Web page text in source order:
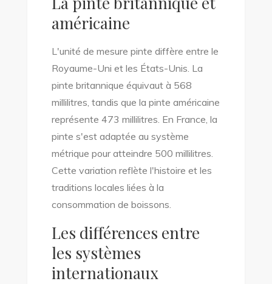
américaine
L'unité de mesure pinte diffère entre le
Royaume-Uni et les États-Unis. La
pinte britannique équivaut à 568
millilitres, tandis que la pinte américaine
représente 473 millilitres. En France, la
pinte s'est adaptée au système
métrique pour atteindre 500 millilitres.
Cette variation reflète l'histoire et les
traditions locales liées à la
consommation de boissons.
Les différences entre
les systèmes
internationaux